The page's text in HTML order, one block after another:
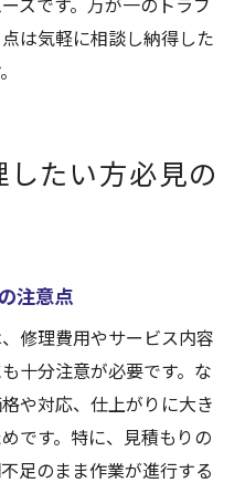
ズです。万が一のトラブ
は気軽に相談し納得した
たい方必見の
注意点
修理費用やサービス内容
十分注意が必要です。な
や対応、仕上がりに大き
です。特に、見積もりの
足のまま作業が進行する